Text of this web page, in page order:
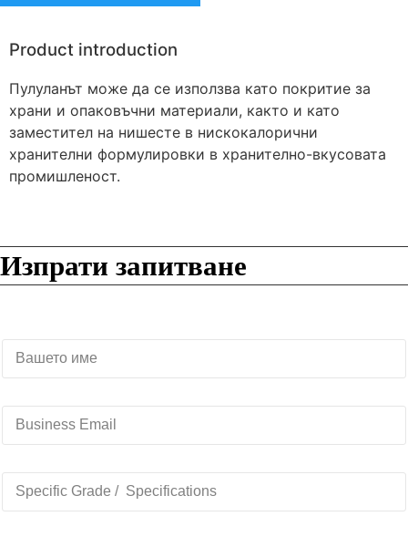
Product introduction
Пулуланът може да се използва като покритие за
храни и опаковъчни материали, както и като
заместител на нишесте в нискокалорични
хранителни формулировки в хранително-вкусовата
промишленост.
Изпрати запитване